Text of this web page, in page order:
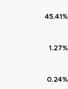
45.41%
1.27%
0.24%